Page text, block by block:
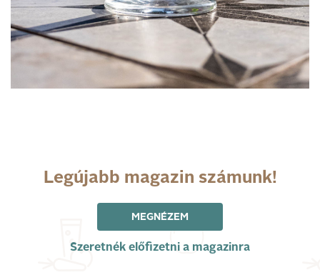
Legújabb magazin számunk!
MEGNÉZEM
Szeretnék előfizetni a magazinra